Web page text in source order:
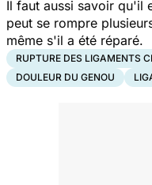
Il faut aussi savoir qu'il
peut se rompre
même s'il a été réparé.
RUPTURE DES LIGAMENTS
DOULEUR DU GENOU